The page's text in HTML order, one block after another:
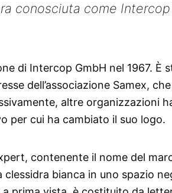
conosciuta come Intercop
di Intercop GmbH nel 1967. È
dell’associazione Samex, che
altre organizzazioni
per cui ha cambiato il suo logo.
contenente il nome del
bianca in uno spazio